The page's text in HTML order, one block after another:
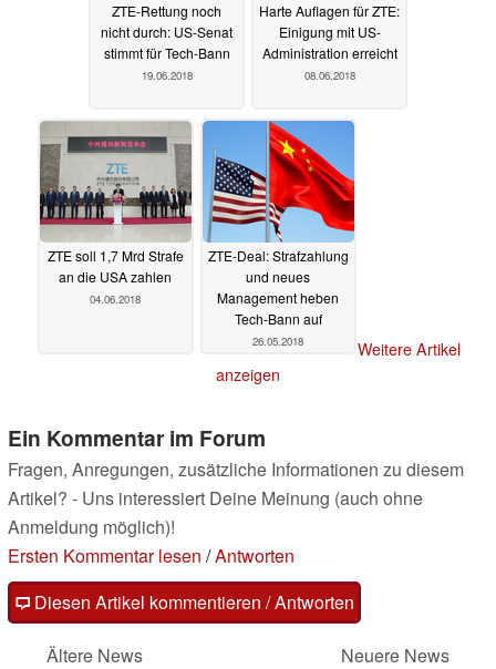
ZTE-Rettung noch
nicht durch: US-Senat
stimmt für Tech-Bann
19.06.2018
Harte Auflagen für ZTE:
Einigung mit US-
Administration erreicht
08.06.2018
ZTE soll 1,7 Mrd Strafe
an die USA zahlen
04.06.2018
ZTE-Deal: Strafzahlung
und neues
Management heben
Tech-Bann auf
26.05.2018
Weitere Artikel
anzeigen
Ein Kommentar im Forum
Fragen, Anregungen, zusätzliche Informationen zu diesem
Artikel? - Uns interessiert Deine Meinung (auch ohne
Anmeldung möglich)!
Ersten Kommentar lesen /Antworten
Diesen Artikel kommentieren / Antworten
Ältere News
Neuere News